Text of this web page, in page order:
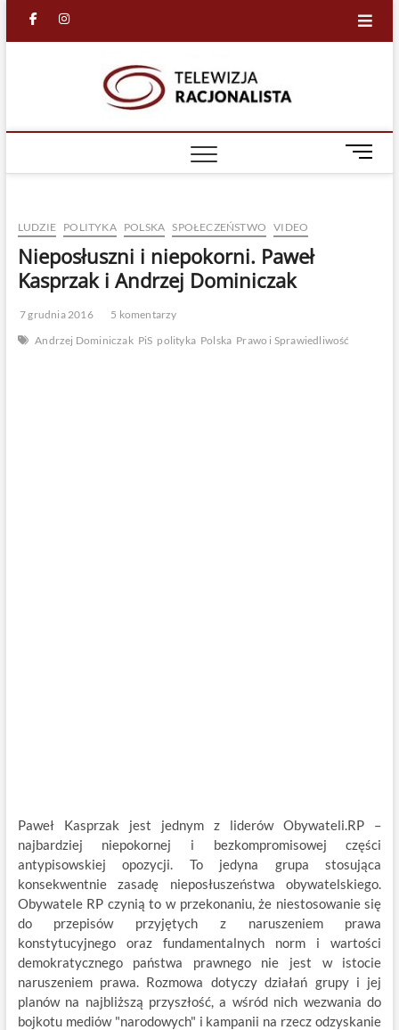
facebook
in
M
e
LUDZIE POLITYKA POLSKA SPOŁECZEŃSTWO VIDEO
Nieposłuszni i niepokorni. Paweł
Kasprzak i Andrzej Dominiczak
7 grudnia 2016
5 komentarzy
Andrzej Dominiczak PiS polityka Polska Prawo i Sprawiedliwość
Paweł Kasprzak jest jednym z liderów Obywateli.RP –
najbardziej niepokornej i bezkompromisowej części
antypisowskiej opozycji. To jedyna grupa stosująca
konsekwentnie zasadę nieposłuszeństwa obywatelskiego.
Obywatele RP czynią to w przekonaniu, że niestosowanie się
do przepisów przyjętych z naruszeniem prawa
konstytucyjnego oraz fundamentalnych norm i wartości
demokratycznego państwa prawnego nie jest w istocie
naruszeniem prawa. Rozmowa dotyczy działań grupy i jej
planów na najbliższą przyszłość, a wśród nich wezwania do
bojkotu mediów "narodowych" i kampanii na rzecz odzyskanie